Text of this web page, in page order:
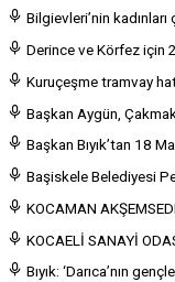
Bilgievleri’nin
Derince ve Körfez için
Kuruçeşme tramvay
Başkan Aygün,
Başkan Bıyık’tan 18
Başiskele Belediyesi
KOCAMAN
KOCAELİ SANAYİ
Bıyık: ‘Darıca’nın